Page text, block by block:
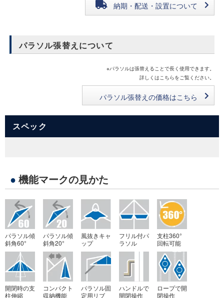
納期・配送・設置について
パラソル張替えについて
※パラソルは張替えることで長く使用できます。
詳しくはこちらをご覧ください。
パラソル張替えの価格はこちら
スペック
● 機能マークの見かた
パラソル傾
斜角60°
パラソル傾
斜角20°
風抜きキャ
ップ
フリル付パ
ラソル
支柱360°
回転可能
開閉時の支
柱伸縮
コンパクト
収納機能
パラソル固
定用リブ
ハンドルで
開閉操作
ロープで開
閉操作